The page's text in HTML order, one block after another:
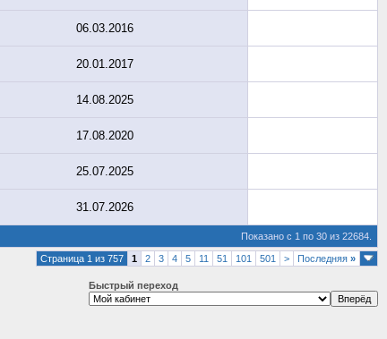
06.03.2016
20.01.2017
14.08.2025
17.08.2020
25.07.2025
31.07.2026
Показано с 1 по 30 из 22684.
Страница 1 из 757 1 2 3 4 5 11 51 101 501 > Последняя »
Быстрый переход